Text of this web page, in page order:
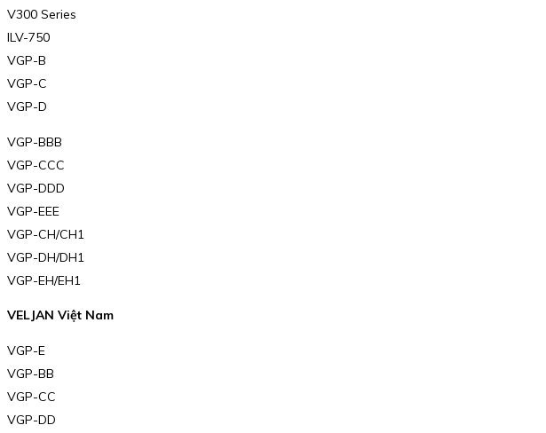
V300 Series
ILV-750
VGP-B
VGP-C
VGP-D
VGP-BBB
VGP-CCC
VGP-DDD
VGP-EEE
VGP-CH/CH1
VGP-DH/DH1
VGP-EH/EH1
VELJAN Việt Nam
VGP-E
VGP-BB
VGP-CC
VGP-DD